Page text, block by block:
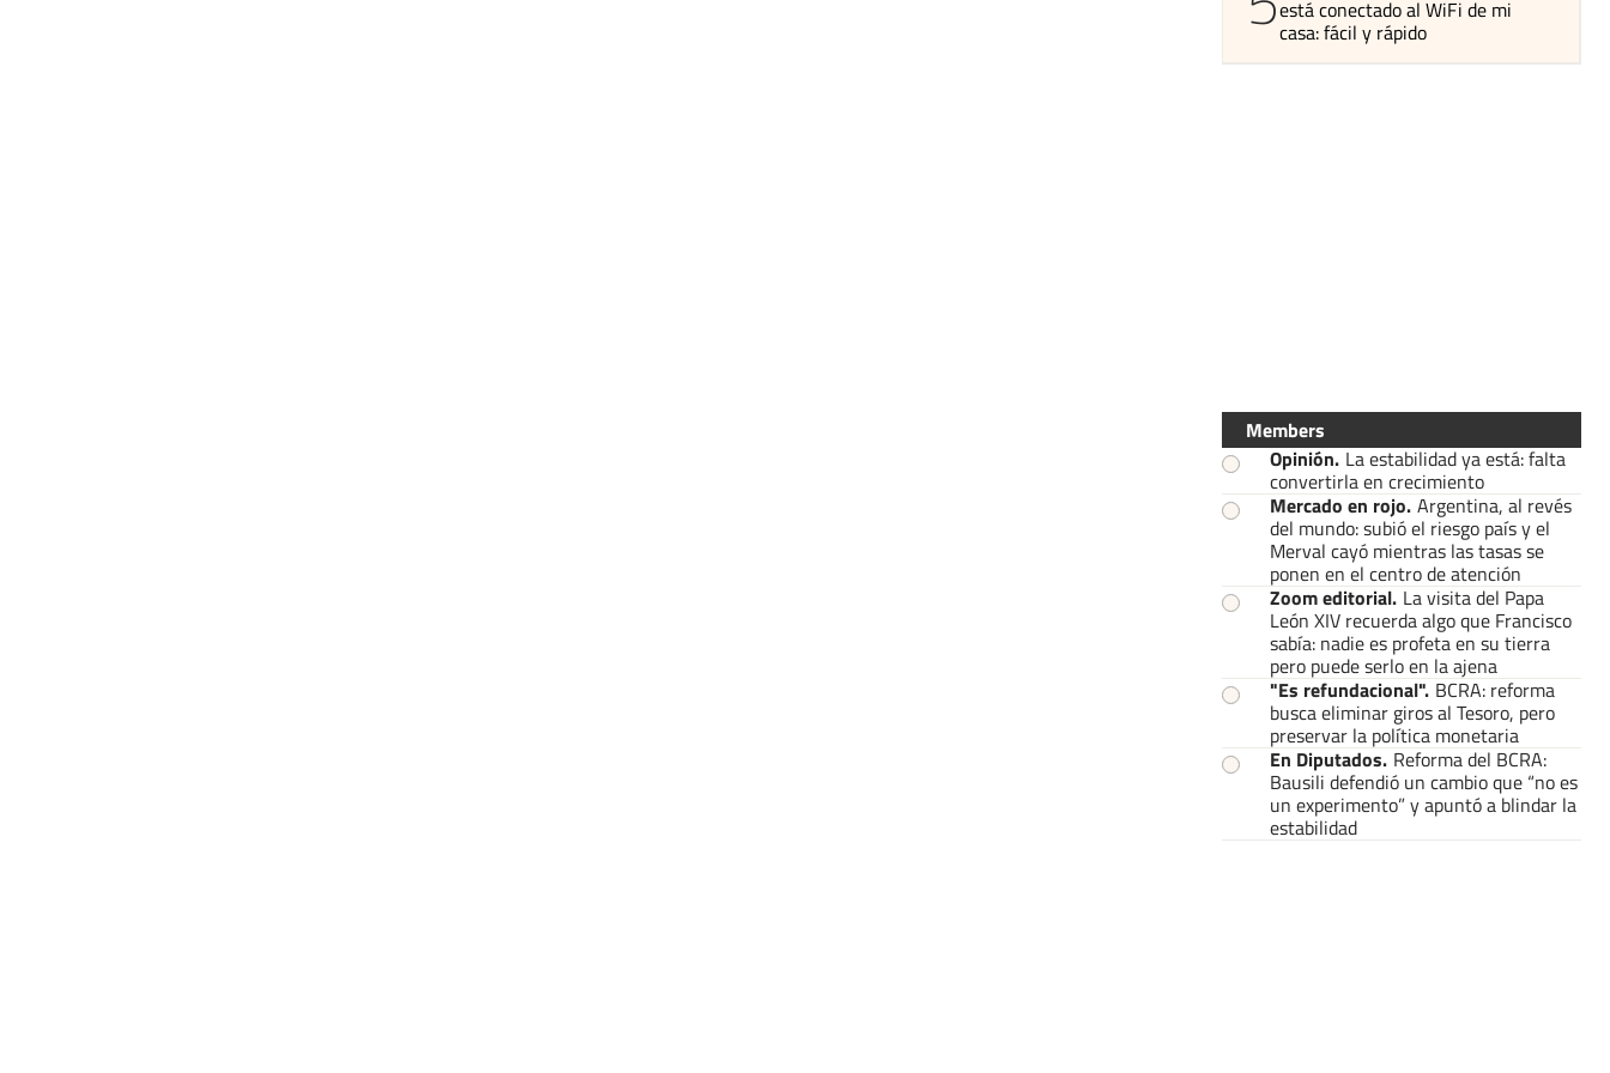
está conectado al WiFi de mi
casa: fácil y rápido
Members
Opinión. La estabilidad ya está: falta
convertirla en crecimiento
Mercado en rojo. Argentina, al revés
del mundo: subió el riesgo país y el
Merval cayó mientras las tasas se
ponen en el centro de atención
Zoom editorial. La visita del Papa
León XIV recuerda algo que Francisco
sabía: nadie es profeta en su tierra
pero puede serlo en la ajena
"Es refundacional". BCRA: reforma
busca eliminar giros al Tesoro, pero
preservar la política monetaria
En Diputados. Reforma del BCRA:
Bausili defendió un cambio que “no es
un experimento” y apuntó a blindar la
estabilidad